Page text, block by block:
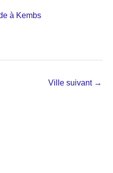
à Kembs
Ville suivant →